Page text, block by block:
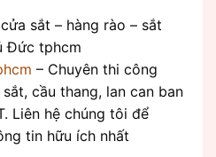
sắt – hàng rào – sắt
Đức tphcm
– Chuyên thi công
cầu thang, lan can ban
Liên hệ chúng tôi để
tin hữu ích nhất